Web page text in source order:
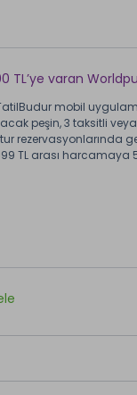
TL’ye varan
mobil
peşin, 3 taksitli
tur rezervasyonlarında
TL arası harcamaya